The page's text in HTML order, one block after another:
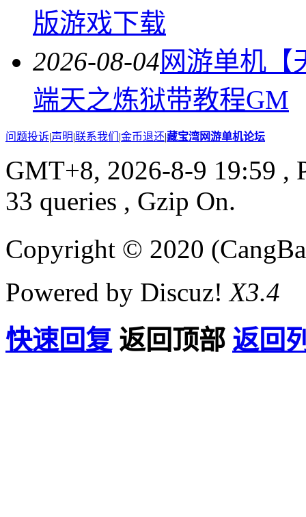
版游戏下载
2026-08-04网游单机【
端天之炼狱带教程GM
问题投诉|声明|联系我们 |金币退还|藏宝湾网游单机论坛
GMT+8, 2026-8-9 19:59 ,
33 queries , Gzip On.
Copyright © 2020
Powered by Discuz!X3.4
快速回复 返回顶部 返回